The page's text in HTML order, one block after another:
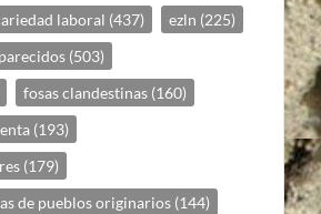
laboral (437) ezln (225)
(503)
fosas clandestinas (160)
(193)
(179)
de pueblos originarios (144)